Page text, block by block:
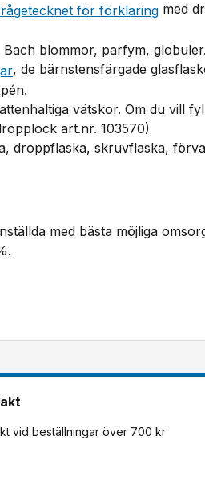
med
blommor, parfym, globuler.
, de bärnstensfärgade
vätskor. Om du vill
art.nr. 103570)
droppflaska, skruvflaska,
med bästa möjliga
vid beställningar över 700 kr